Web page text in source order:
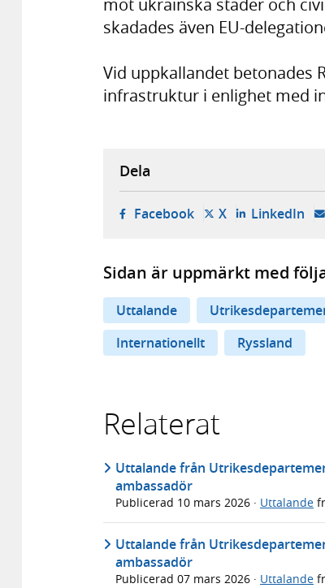
mot ukrainska städer och
skadades även EU-
Vid uppkallandet betonades
infrastruktur i enlighet med
Dela
Facebook- öppnas i ny flik,
X- öppnas i ny
LinkedIn-
Sidan är uppmärkt med
Uttalande
Internationellt
Ryssland
Relaterat
Uttalande från
ambassadör
Publicerad 10 mars 2026 · Uttalande
Uttalande från
ambassadör
Publicerad 07 mars 2026 · Uttalande